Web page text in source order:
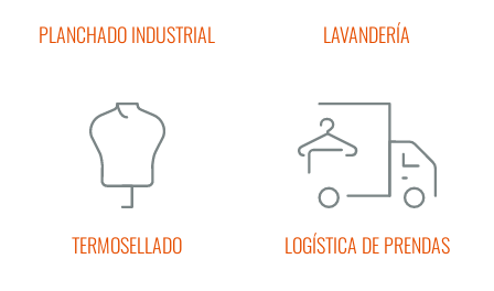
PLANCHADO INDUSTRIAL LAVANDERÍA
TERMOSELLADO LOGÍSTICA DE PRENDAS